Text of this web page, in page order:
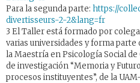
Para la segunda parte: https://
divertisseurs-2-2&lang=fr
3 El Taller está formado por
varias universidades y forma parte
la Maestría en Psicología Social
de investigación “Memoria y
procesos instituyentes”, de la